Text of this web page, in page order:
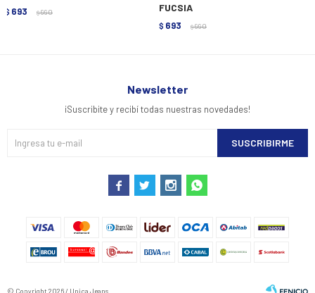
$ 693 $ 990
FUCSIA
$ 693 $ 990
Newsletter
¡Suscribite y recibí todas nuestras novedades!
SUSCRIBIRME
   
© Copyright 2026 / Unica Jeans